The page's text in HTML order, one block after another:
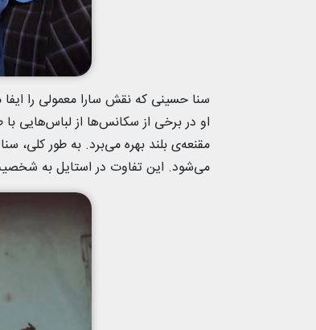
سنا حسینی که نقش سارا معمولی را
او در برخی از سکانس‌ها از لباس‌هایی
می‌شود. این تفاوت در استایل به